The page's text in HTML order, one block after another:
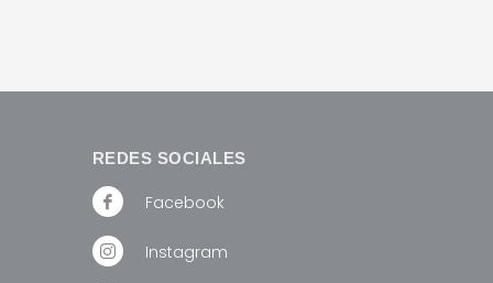
REDES SOCIALES
Facebook
Instagram